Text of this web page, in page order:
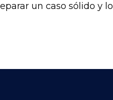
un caso sólido y lo